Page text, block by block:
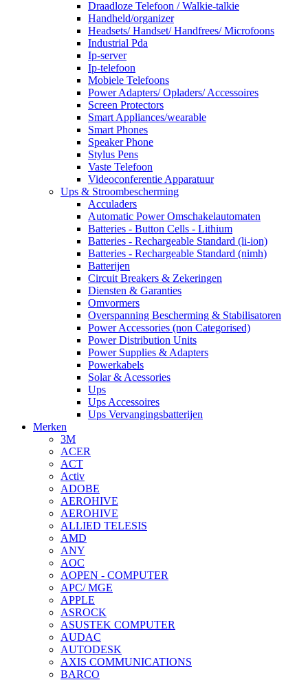
Draadloze Telefoon / Walkie-talkie
Handheld/organizer
Headsets/ Handset/ Handfrees/ Microfoons
Industrial Pda
Ip-server
Ip-telefoon
Mobiele Telefoons
Power Adapters/ Opladers/ Accessoires
Screen Protectors
Smart Appliances/wearable
Smart Phones
Speaker Phone
Stylus Pens
Vaste Telefoon
Videoconferentie Apparatuur
Ups & Stroombescherming
Acculaders
Automatic Power Omschakelautomaten
Batteries - Button Cells - Lithium
Batteries - Rechargeable Standard (li-ion)
Batteries - Rechargeable Standard (nimh)
Batterijen
Circuit Breakers & Zekeringen
Diensten & Garanties
Omvormers
Overspanning Bescherming & Stabilisatoren
Power Accessories (non Categorised)
Power Distribution Units
Power Supplies & Adapters
Powerkabels
Solar & Acessories
Ups
Ups Accessoires
Ups Vervangingsbatterijen
Merken
3M
ACER
ACT
Activ
ADOBE
AEROHIVE
AEROHIVE
ALLIED TELESIS
AMD
ANY
AOC
AOPEN - COMPUTER
APC/ MGE
APPLE
ASROCK
ASUSTEK COMPUTER
AUDAC
AUTODESK
AXIS COMMUNICATIONS
BARCO